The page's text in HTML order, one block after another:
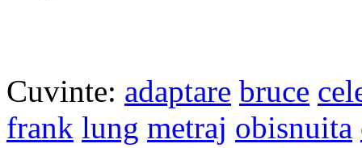
Cuvinte: adaptare bruce
frank lung metraj obisnuita